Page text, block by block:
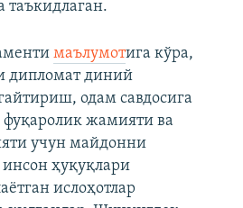
таъкидлаган.
маълумотига кўра,
дипломат диний
одам савдосига
жамияти ва
учун майдонни
ҳуқуқлари
ислоҳотлар